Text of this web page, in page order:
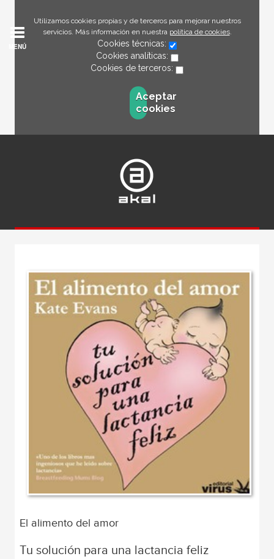
Utilizamos cookies propias y de terceros para mejorar nuestros
servicios. Más información en nuestra política de cookies.
Cookies técnicas:
Cookies analíticas:
Cookies de terceros:
Aceptar
cookies
MENÚ
El alimento del amor
Tu solución para una lactancia feliz